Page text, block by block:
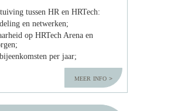
tussen HR en HRTech:
en netwerken;
op HRTech Arena en
per jaar;
meer info